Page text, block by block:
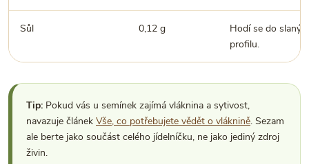
Sůl 0,12 g
Hodí se do
profilu.
Tip: Pokud vás u semínek zajímá vláknina a sytivost,
navazuje článek Vše, co potřebujete vědět o vláknině. Sezam
ale berte jako součást celého jídelníčku, ne jako jediný zdroj
živin.